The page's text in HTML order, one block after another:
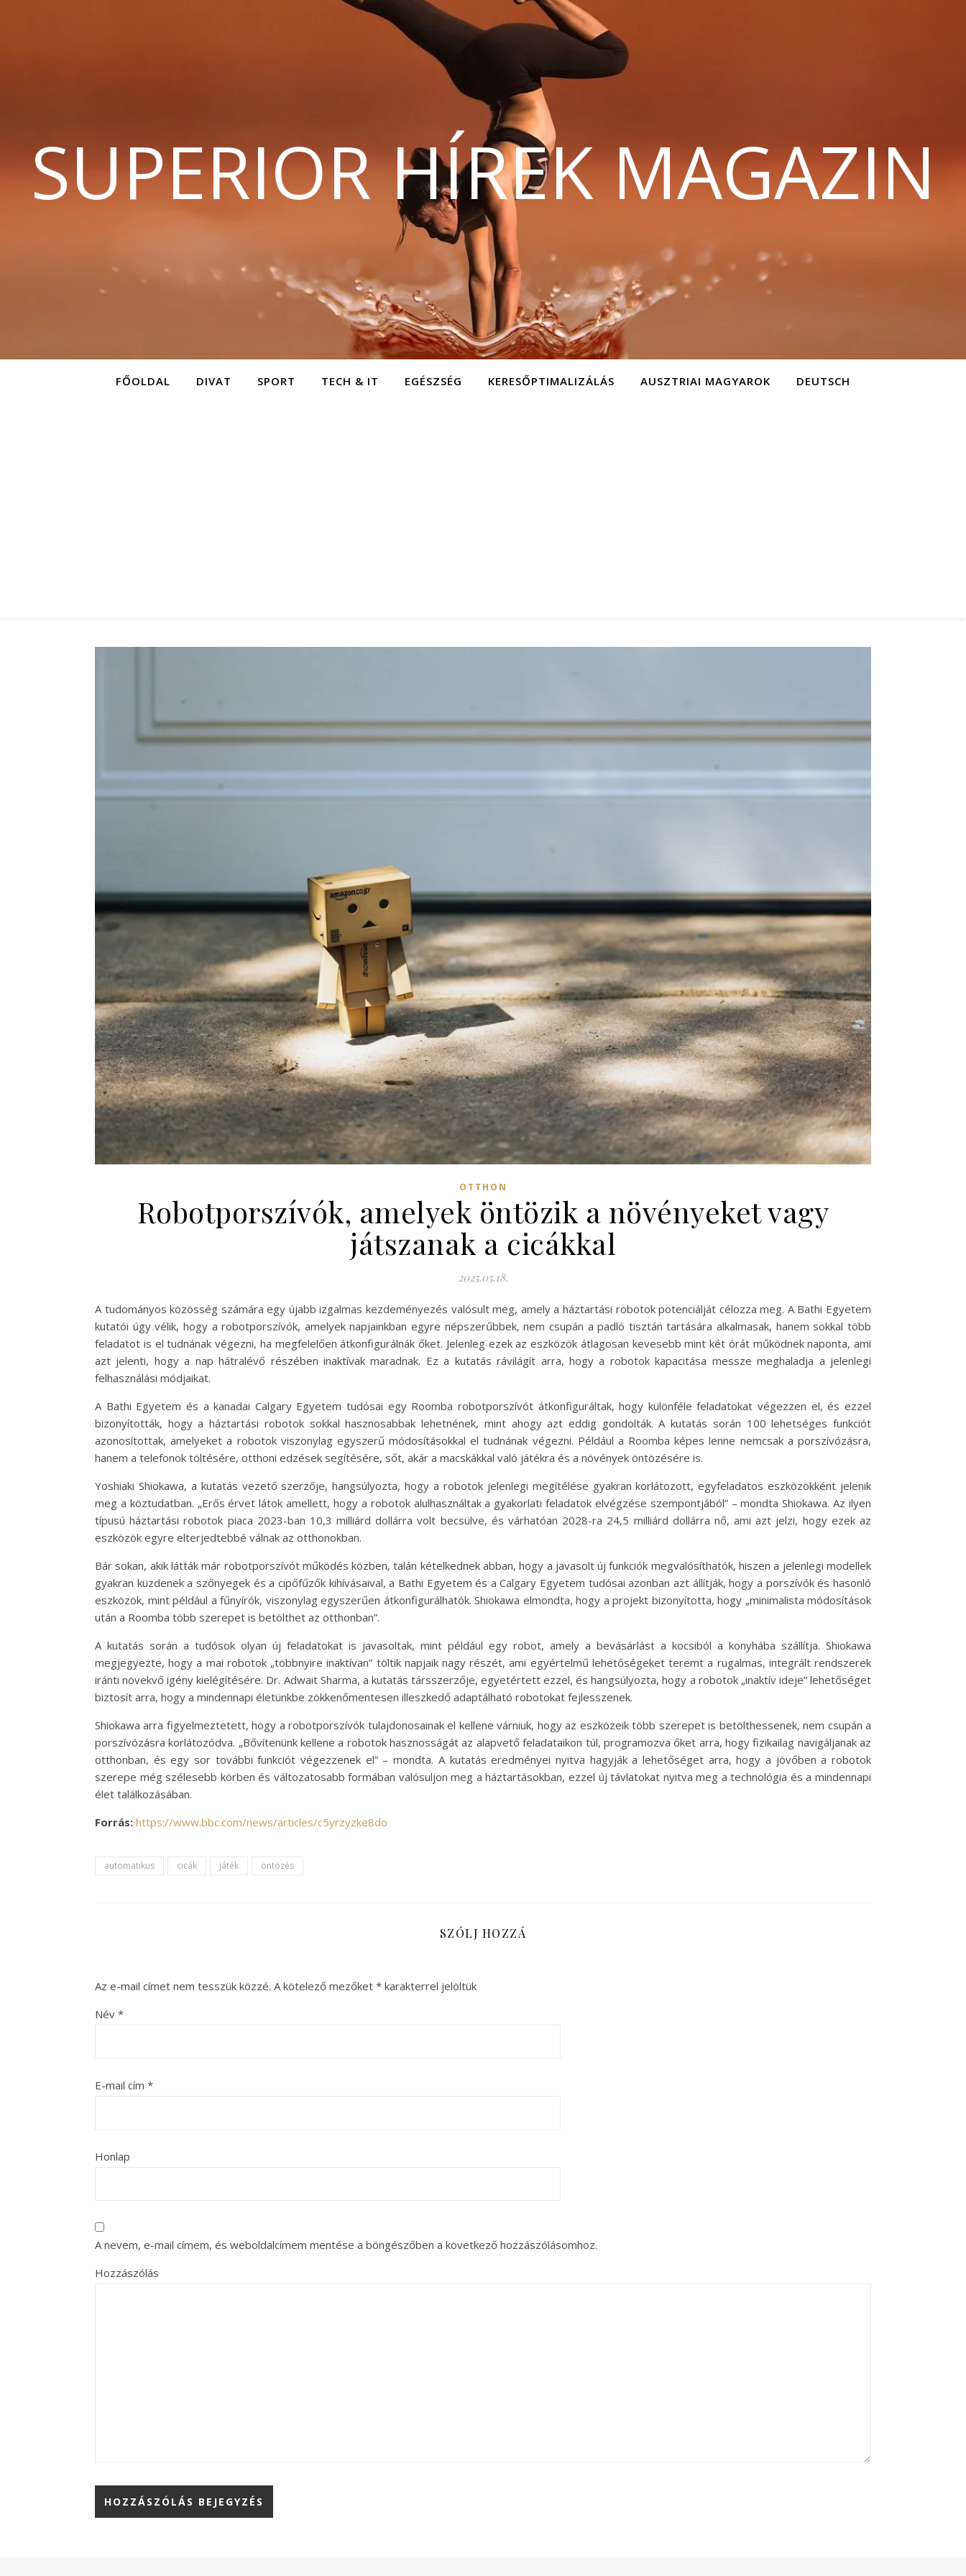
SUPERIOR HÍREK MAGAZIN
FŐOLDAL DIVAT SPORT TECH & IT EGÉSZSÉG KERESŐPTIMALIZÁLÁS AUSZTRIAI MAGYAROK DEUTSCH
OTTHON
Robotporszívók, amelyek öntözik a növényeket vagy
játszanak a cicákkal
2025.05.18.
A tudományos közösség számára egy újabb izgalmas kezdeményezés valósult meg, amely a háztartási robotok potenciálját célozza meg. A Bathi Egyetem
kutatói úgy vélik, hogy a robotporszívók, amelyek napjainkban egyre népszerűbbek, nem csupán a padló tisztán tartására alkalmasak, hanem sokkal több
feladatot is el tudnának végezni, ha megfelelően átkonfigurálnák őket. Jelenleg ezek az eszközök átlagosan kevesebb mint két órát működnek naponta, ami
azt jelenti, hogy a nap hátralévő részében inaktívak maradnak. Ez a kutatás rávilágít arra, hogy a robotok kapacitása messze meghaladja a jelenlegi
felhasználási módjaikat.
A Bathi Egyetem és a kanadai Calgary Egyetem tudósai egy Roomba robotporszívót átkonfiguráltak, hogy különféle feladatokat végezzen el, és ezzel
bizonyították, hogy a háztartási robotok sokkal hasznosabbak lehetnének, mint ahogy azt eddig gondolták. A kutatás során 100 lehetséges funkciót
azonosítottak, amelyeket a robotok viszonylag egyszerű módosításokkal el tudnának végezni. Például a Roomba képes lenne nemcsak a porszívózásra,
hanem a telefonok töltésére, otthoni edzések segítésére, sőt, akár a macskákkal való játékra és a növények öntözésére is.
Yoshiaki Shiokawa, a kutatás vezető szerzője, hangsúlyozta, hogy a robotok jelenlegi megítélése gyakran korlátozott, egyfeladatos eszközökként jelenik
meg a köztudatban. „Erős érvet látok amellett, hogy a robotok alulhasználtak a gyakorlati feladatok elvégzése szempontjából” – mondta Shiokawa. Az ilyen
típusú háztartási robotok piaca 2023-ban 10,3 milliárd dollárra volt becsülve, és várhatóan 2028-ra 24,5 milliárd dollárra nő, ami azt jelzi, hogy ezek az
eszközök egyre elterjedtebbé válnak az otthonokban.
Bár sokan, akik látták már robotporszívót működés közben, talán kételkednek abban, hogy a javasolt új funkciók megvalósíthatók, hiszen a jelenlegi modellek
gyakran küzdenek a szőnyegek és a cipőfűzők kihívásaival, a Bathi Egyetem és a Calgary Egyetem tudósai azonban azt állítják, hogy a porszívók és hasonló
eszközök, mint például a fűnyírók, viszonylag egyszerűen átkonfigurálhatók. Shiokawa elmondta, hogy a projekt bizonyította, hogy „minimalista módosítások
után a Roomba több szerepet is betölthet az otthonban”.
A kutatás során a tudósok olyan új feladatokat is javasoltak, mint például egy robot, amely a bevásárlást a kocsiból a konyhába szállítja. Shiokawa
megjegyezte, hogy a mai robotok „többnyire inaktívan” töltik napjaik nagy részét, ami egyértelmű lehetőségeket teremt a rugalmas, integrált rendszerek
iránti növekvő igény kielégítésére. Dr. Adwait Sharma, a kutatás társszerzője, egyetértett ezzel, és hangsúlyozta, hogy a robotok „inaktív ideje” lehetőséget
biztosít arra, hogy a mindennapi életünkbe zökkenőmentesen illeszkedő adaptálható robotokat fejlesszenek.
Shiokawa arra figyelmeztetett, hogy a robotporszívók tulajdonosainak el kellene várniuk, hogy az eszközeik több szerepet is betölthessenek, nem csupán a
porszívózásra korlátozódva. „Bővítenünk kellene a robotok hasznosságát az alapvető feladataikon túl, programozva őket arra, hogy fizikailag navigáljanak az
otthonban, és egy sor további funkciót végezzenek el” – mondta. A kutatás eredményei nyitva hagyják a lehetőséget arra, hogy a jövőben a robotok
szerepe még szélesebb körben és változatosabb formában valósuljon meg a háztartásokban, ezzel új távlatokat nyitva meg a technológia és a mindennapi
élet találkozásában.
Forrás: https://www.bbc.com/news/articles/c5yrzyzke8do
automatikus cicák játék öntözés
SZÓLJ HOZZÁ
Az e-mail címet nem tesszük közzé. A kötelező mezőket * karakterrel jelöltük
Név *
E-mail cím *
Honlap
A nevem, e-mail címem, és weboldalcímem mentése a böngészőben a következő hozzászólásomhoz.
Hozzászólás